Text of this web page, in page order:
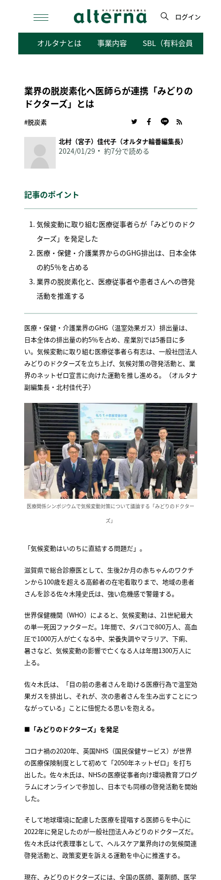
検
ログイン
オルタナとは 事業内容 SBL（有料会員向けサ
業界の脱炭素化へ医師らが連携「みどりの
ドクターズ」とは
#脱炭素
北村（宮子）佳代子（オルタナ輪番編集長）
2024/01/29 約7分で読める
記事のポイント
気候変動に取り組む医療従事者らが「みどりのドク
ターズ」を発足した
医療・保健・介護業界からのGHG排出は、日本全体
の約5％を占める
業界の脱炭素化と、医療従事者や患者さんへの啓発
活動を推進する
医療・保健・介護業界のGHG（温室効果ガス）排出量は、
日本全体の排出量の約5％を占め、産業別では5番目に多
い。気候変動に取り組む医療従事者ら有志は、一般社団法人
みどりのドクターズを立ち上げ、気候対策の啓発活動と、業
界のネットゼロ宣言に向けた運動を推し進める。（オルタナ
副編集長・北村佳代子）
医療関係シンポジウムで気候変動対策について議論する「みどりのドクター
ズ」
「気候変動はいのちに直結する問題だ」。
滋賀県で総合診療医として、生後2か月の赤ちゃんのワクチ
ンから100歳を超える高齢者の在宅看取りまで、地域の患者
さんを診る佐々木隆史氏は、強い危機感で警鐘する。
世界保健機関（WHO）によると、気候変動は、21世紀最大
の単一死因ファクターだ。1年間で、タバコで800万人、高血
圧で1000万人が亡くなる中、栄養失調やマラリア、下痢、
暑さなど、気候変動の影響で亡くなる人は年間1300万人に
上る。
佐々木氏は、「目の前の患者さんを助ける医療行為で温室効
果ガスを排出し、それが、次の患者さんを生み出すことにつ
ながっている」ことに忸怩たる思いを抱える。
■「みどりのドクターズ」を発足
コロナ禍の2020年、英国NHS（国民保健サービス）が世界
の医療保険制度として初めて「2050年ネットゼロ」を打ち
出した。佐々木氏は、NHSの医療従事者向け環境教育プログ
ラムにオンラインで参加し、日本でも同様の啓発活動を開始
した。
そして地球環境に配慮した医療を提唱する医師らを中心に
2022年に発足したのが一般社団法人みどりのドクターズだ。
佐々木氏は代表理事として、ヘルスケア業界向けの気候関連
啓発活動と、政策変更を訴える運動を中心に推進する。
現在、みどりのドクターズには、全国の医師、薬剤師、医学